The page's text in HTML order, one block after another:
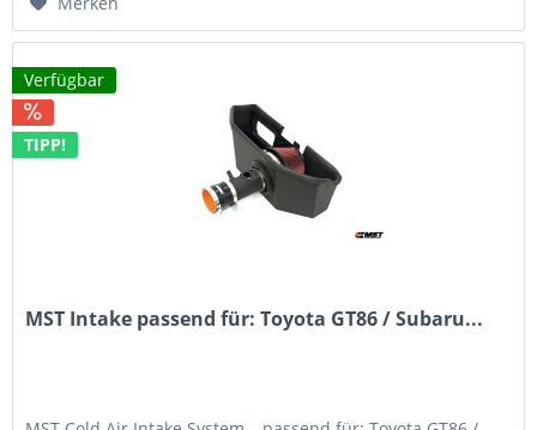
Verfügbar
TIPP!
MST Intake passend für: Toyota GT86 / Subaru...